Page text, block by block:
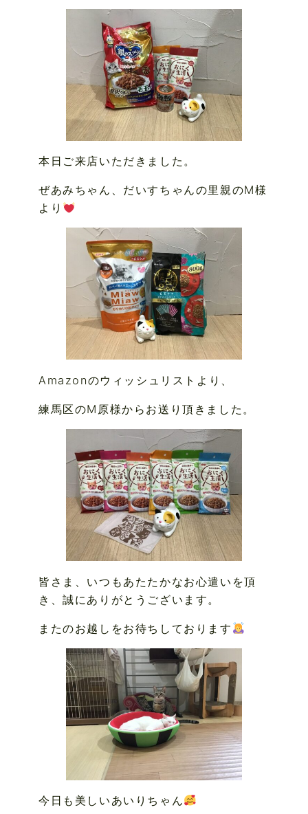
本日ご来店いただきました。
ぜあみちゃん、だいすちゃんの里親のM様
より
Amazonのウィッシュリストより、
練馬区のM原様からお送り頂きました。
皆さま、いつもあたたかなお心遣いを頂
き、誠にありがとうございます。
またのお越しをお待ちしております
今日も美しいあいりちゃん